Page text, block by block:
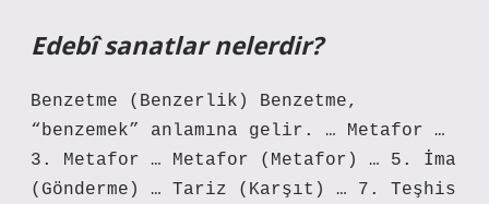
Edebî sanatlar nelerdir?
Benzetme (Benzerlik) Benzetme,
“benzemek” anlamına gelir. … Metafor …
3. Metafor … Metafor (Metafor) … 5. İma
(Gönderme) … Tariz (Karşıt) … 7. Teşhis